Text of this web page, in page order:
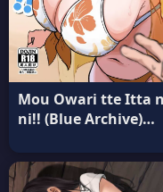
Mou Owari tte Itta
ni!! (Blue Archive)
แปลไทย